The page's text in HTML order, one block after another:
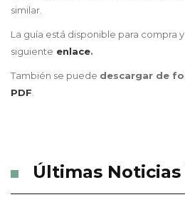
similar.
La guía está disponible para compra
siguiente enlace.
También se puede descargar de
PDF
Últimas Noticias